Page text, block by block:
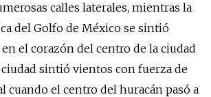
calles laterales, mientras la
del Golfo de México se sintió
el corazón del centro de la ciudad
ciudad sintió vientos con fuerza de
cuando el centro del huracán pasó a